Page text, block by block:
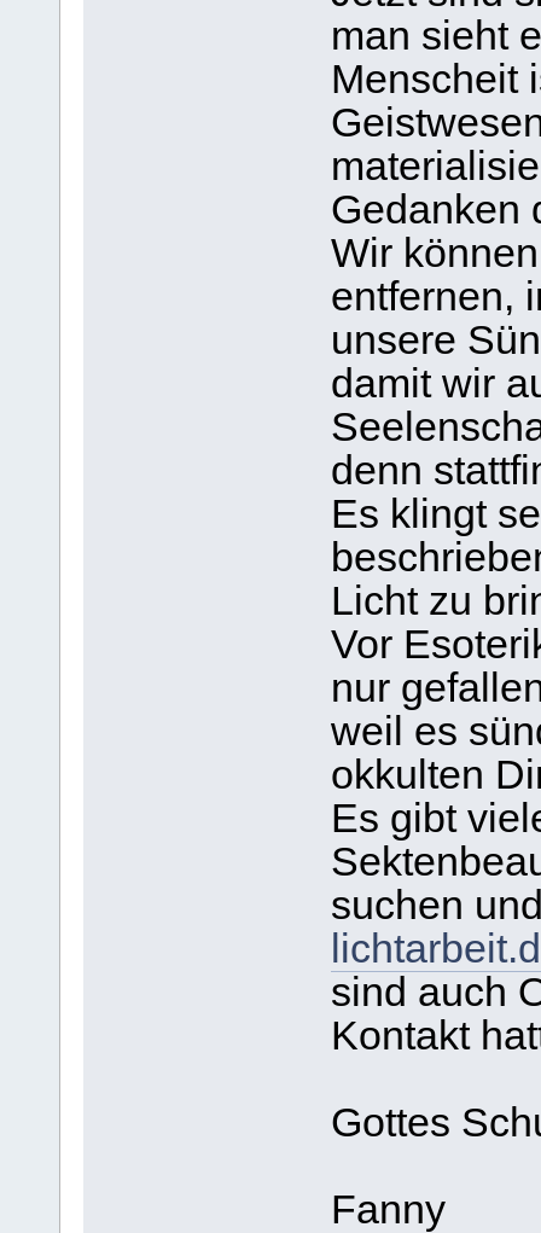
man sieht
Menscheit
Gedanken
Wir
entfernen,
unsere
damit wir
denn
Es klingt
Licht zu
Vor
nur
weil es
okkulten
Es gibt
suchen
sind auch
Kontakt
Gottes
Fanny